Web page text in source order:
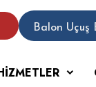
Balon Uçuş